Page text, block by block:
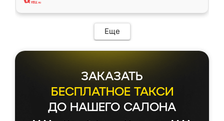
Еще
ЗАКАЗАТЬ
БЕСПЛАТНОЕ ТАКСИ
ДО НАШЕГО САЛОНА